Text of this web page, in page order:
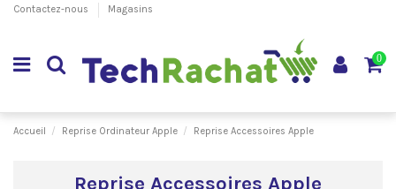
Contactez-nous Magasins
0
Accueil Reprise Ordinateur Apple Reprise Accessoires Apple
Reprise Accessoires Apple